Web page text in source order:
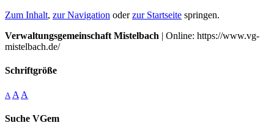
Zum Inhalt, zur Navigation oderzur Startseite springen.
Verwaltungsgemeinschaft Mistelbach | Online: https://www.vg-
mistelbach.de/
Schriftgröße
A A A
Suche VGem